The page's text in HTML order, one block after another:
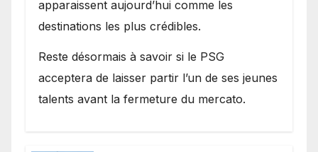
apparaissent aujourd’hui comme les
destinations les plus crédibles.
Reste désormais à savoir si le PSG
acceptera de laisser partir l’un de ses jeunes
talents avant la fermeture du mercato.